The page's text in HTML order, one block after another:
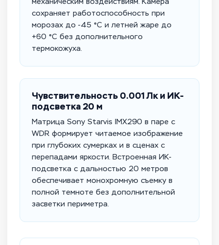
сохраняет работоспособность при
морозах до -45 °C и летней жаре до
+60 °C без дополнительного
термокожуха.
Чувствительность 0.001 Лк и ИК-
подсветка 20 м
Матрица Sony Starvis IMX290 в паре с
WDR формирует читаемое изображение
при глубоких сумерках и в сценах с
перепадами яркости. Встроенная ИК-
подсветка с дальностью 20 метров
обеспечивает монохромную съемку в
полной темноте без дополнительной
засветки периметра.